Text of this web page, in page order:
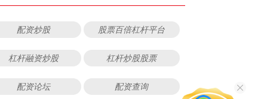
配资炒股 股票百倍杠杆平台
杠杆融资炒股 杠杆炒股股票
配资论坛 配资查询